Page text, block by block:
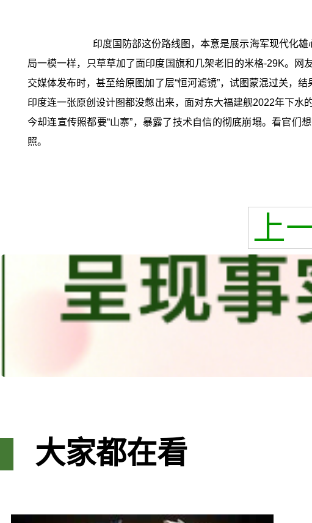
印度国防部这份路线图，本意是展示海军现代化
局一模一样，只草草加了面印度国旗和几架老旧的米格-29K。网
交媒体发布时，甚至给原图加了层“恒河滤镜”，试图蒙混过关，
印度连一张原创设计图都没憋出来，面对东大福建舰2022年下水
今却连宣传照都要“山寨”，暴露了技术自信的彻底崩塌。看官们
照。
上
大家都在看